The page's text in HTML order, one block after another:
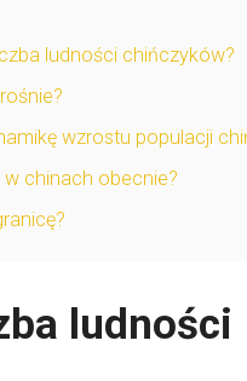
ludności chińczyków?
wzrostu populacji
chinach obecnie?
ludności